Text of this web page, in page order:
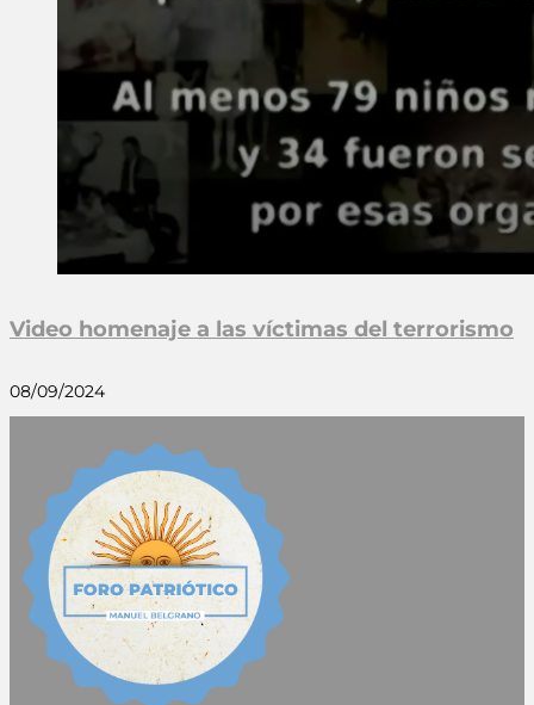
Video homenaje a las víctimas del terrorismo
08/09/2024